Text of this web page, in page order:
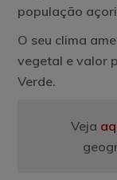
população
O seu clima
vegetal e valor
Verde.
Veja